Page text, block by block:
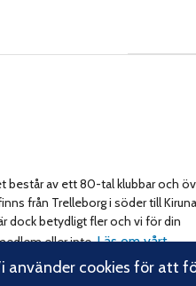
består av ett 80-tal klubbar och
från Trelleborg i söder till
dock betydligt fler och vi för din
eller inte.Läs om vårt
använder cookies för att